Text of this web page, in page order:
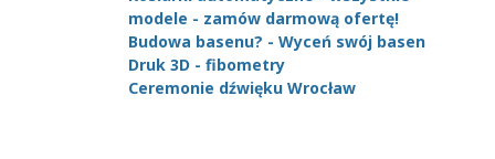
modele - zamów darmową ofertę!
Budowa basenu? - Wyceń swój basen
Druk 3D - fibometry
Ceremonie dźwięku Wrocław